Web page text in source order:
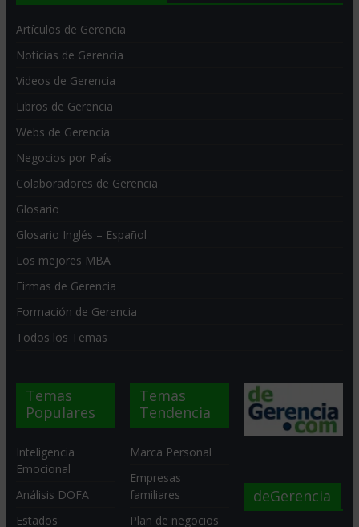
Artículos de Gerencia
Noticias de Gerencia
Videos de Gerencia
Libros de Gerencia
Webs de Gerencia
Negocios por País
Colaboradores de Gerencia
Glosario
Glosario Inglés – Español
Los mejores MBA
Firmas de Gerencia
Formación de Gerencia
Todos los Temas
Temas
Populares
Inteligencia
Emocional
Análisis DOFA
Estados
Temas
Tendencia
Marca Personal
Empresas
familiares
Plan de negocios
deGerencia